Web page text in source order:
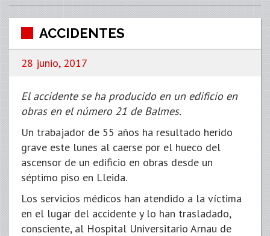
ACCIDENTES
28 junio, 2017
El accidente se ha producido en un edificio en
obras en el número 21 de Balmes.
Un trabajador de 55 años ha resultado herido
grave este lunes al caerse por el hueco del
ascensor de un edificio en obras desde un
séptimo piso en Lleida.
Los servicios médicos han atendido a la víctima
en el lugar del accidente y lo han trasladado,
consciente, al Hospital Universitario Arnau de